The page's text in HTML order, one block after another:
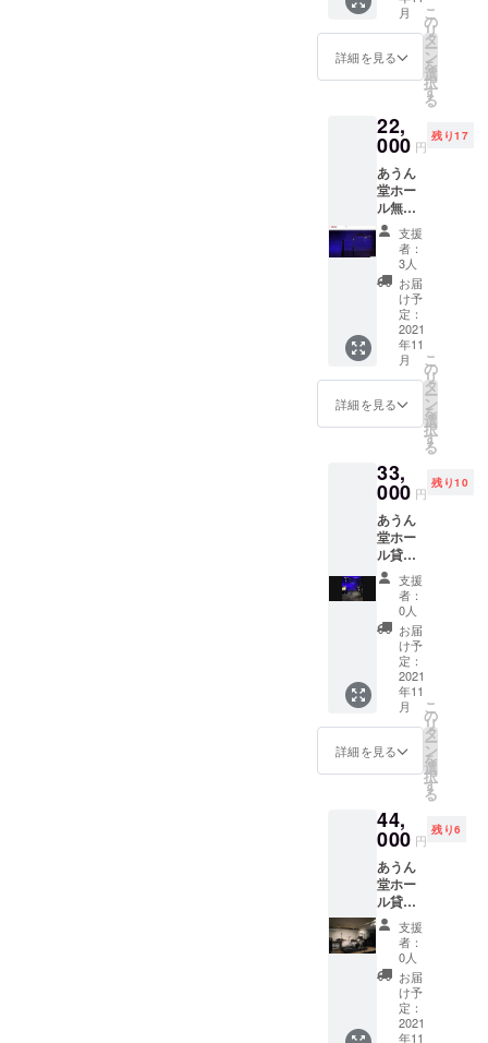
き、外
観変化
が生じ
ること
先のと
がった
こすっ
たり、
傷をつ
けない
ように
ご注意
くださ
い。裏
面コー
ティン
グがは
く離し
ピン
ホール
するお
それが
ありま
す。 ※
本体に
汚れが
付いた
場合は
固く
絞った
タオル
などで
軽くた
たくよ
を落と
し、風
所で陰
干しし
てくだ
さい。
※素材の
特性
上、原
料植物
の破片
が混入
してい
ます。
淡色製
ジル ■
プレミ
アムブ
レン
ド
100g x1
個 ※マ
ニアも
唸る濃
厚深煎
り マ
ンデリ
ン フ
レンチ
※支援金
額は、
申し込
み時に
「上乗
せ支
援」が
可能で
す。 も
ちろ
で構い
ませ
ん。 ご
支援い
ただき
ありが
とうご
ざいま
す！
48 51
吸汗速
乾 肩巾
41 43
45 UV
丈 19
20 21
スマー
トシル
エット
※支援金
額は、
申し込
み時に
「上乗
せ支
援」が
可能で
す。 も
ちろ
ん、お
気持ち
で構い
ませ
塩味の
下地と
ロチー
ズ。甘
め、ス
イーツ
として
もお酒
のおつ
まみと
しても
好評で
す。 11
月頃か
ら店頭
並びに
オンラ
イン
ショッ
プで販
売開始
予定で
すが、
クラウ
ドファ
ンディ
ングの
リター
ンとし
て先行
受付い
たしま
す。11
月に
クール
便（冷
凍）で
のお届
けとな
りま
す。 プ
ロジェ
了後
ホール
から御
礼の
メール
をお送
りいた
しま
す。 ※
製造
者：(株)
吉田食
品（函
（函館
市） ※
了後の
製造に
制限数
はあり
ませ
ん。 ※
常温保
存品
（保存
期間約1
年：商
品ラベ
ルに消
費期限
表示あ
り） ※
プラス
での発
おりま
す。 ■
あうん
堂ブレ
ンド
（10
個）※あ
うん堂
の定番
ガテマ
ラ ガ
テマ
ラ
ベース
コロ
ブラ
ジル ■
ドブレ
ンド
（10
個）※モ
カベー
スの呑
みやす
さ モ
カ
ベース
コロ
ンビア
ブラ
ジル ■
トバッ
グ】
【あう
ラータ
オル】
ジナル
ステッ
カー3枚
セッ
ト】
【あう
ん堂EC
サイト
へのお
名前掲
載】 さ
らに、
プロ
ジェク
御礼の
メール
りいた
しま
す。
※※※備考
欄に
「掲載
希望の
お名
前」必
ずご記
入をお
願い致
す。 ※
募集終
なるた
め、制
限数は
ありま
せん。
※宅配便
での発
送を予
定して
おりま
す。 ※
それぞ
れ単品
ん堂EC
サイト
へのお
名前掲
うん堂
店頭で
お出し
してい
るオリ
ジナル
ブレン
ドコー
ヒー
が、そ
のまま
ドリッ
プバッ
グにな
りまし
た。 あ
うん堂
うちで
お湯を
けで手
軽に楽
しめま
す。そ
の中で
最も定
番のあ
うん堂
ブレン
ドを
ドーン
と100
個！
たっぷ
い！ プ
ロジェ
了後
ホール
から御
礼の
メール
をお送
りいた
しま
す。 ※
製造
月
詳細を見る
こ
の
リ
タ
ー
ン
を
選
択
す
る
22,
000 円
残り17
あうん
堂ホー
ル無観
客配信
ライブ
パック
（平
日・土
日祝）
音楽活
動とし
ての配
信は自
宅でも
可能と
が、や
はりラ
イブハ
ウスで
照明を
浴びな
がら楽
器を思
い切り
鳴ら
し、PA
を通し
た音で
配信す
る気分
は、自
宅では
思いま
す。是
イブハ
ウスか
らの配
信ライ
ブをご
利用く
ださ
い。 プ
ロジェ
クト終
支援
者：
3人
お届
け予
定：
2021
年11
月
詳細を見る
こ
の
リ
タ
ー
ン
を
選
択
す
る
33,
000 円
残り10
あうん
堂ホー
ル貸切
ライブ
パック
(平日)
・搬入
～リハ
～本番
～撤収
まで5時
間（平
日15時
～22時
のうち5
ブパッ
クとな
りま
す。 ・
モニ
ターを
含むラ
イヴ音
響機材
１式、
オペ
レー
ター1
支援
者：
0人
お届
け予
定：
2021
年11
月
詳細を見る
こ
の
リ
タ
ー
ン
を
選
択
す
る
44,
000 円
残り6
あうん
堂ホー
ル貸切
ライブ
パック
(土日祝)
・搬入
～リハ
～本番
～撤収
支援
者：
0人
お届
け予
定：
2021
年11